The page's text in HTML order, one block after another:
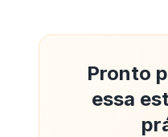
Pronto
essa